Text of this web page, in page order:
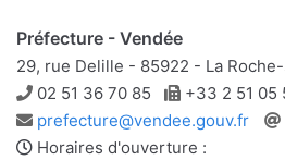
Préfecture - Vendée
29, rue Delille - 85922 - La
Téléphone
02 51 36 70 85 Télécopie
+33 2 51 05
Adresse
e-
prefecture@vendee.gouv.fr
Horaires d'ouverture :